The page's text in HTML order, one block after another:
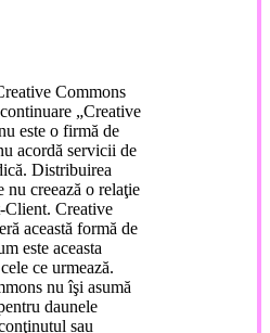
Commons
„Creative
este o firmă de
acordă servicii de
Distribuirea
nu creează o relaţie
Client. Creative
această formă de
este aceasta
ce urmează.
nu îşi asumă
daunele
sau